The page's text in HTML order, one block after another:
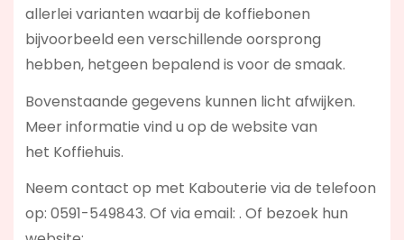
allerlei varianten waarbij de koffiebonen
bijvoorbeeld een verschillende oorsprong
hebben, hetgeen bepalend is voor de smaak.
Bovenstaande gegevens kunnen licht afwijken.
Meer informatie vind u op de website van
het Koffiehuis.
Neem contact op met Kabouterie via de telefoon
op: 0591-549843. Of via email: . Of bezoek hun